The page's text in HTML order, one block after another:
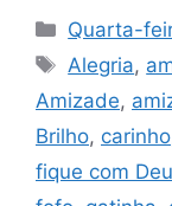
Categorias
Quarta-
Tags
Alegria,
Amizade,
Brilho, carinho
fique com